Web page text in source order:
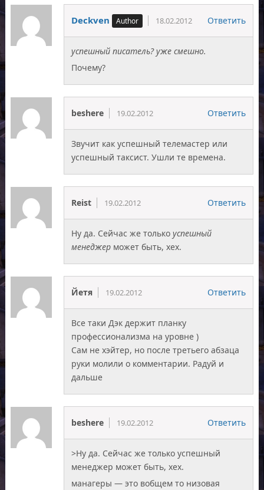
Deckven 18.02.2012 Ответить
успешный писатель? уже смешно.
Почему?
beshere 19.02.2012 Ответить
Звучит как успешный телемастер или
успешный таксист. Ушли те времена.
Reist 19.02.2012 Ответить
Ну да. Сейчас же толькоуспешный
менеджер может быть, хех.
Йетя 19.02.2012 Ответить
Все таки Дэк держит планку
профессионализма на уровне )
Сам не хэйтер, но после третьего абзаца
руки молили о комментарии. Радуй и
дальше
beshere 19.02.2012 Ответить
>Ну да. Сейчас же только успешный
менеджер может быть, хех.
манагеры — это вобщем то низовая